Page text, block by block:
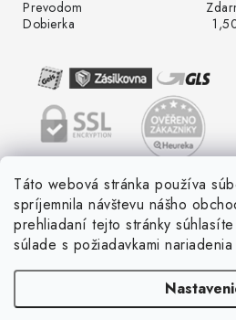
Táto webová stránka používa
spríjemnila návštevu nášho
prehliadaní tejto stránky
súlade s požiadavkami nariadenia
Prevodom
Dobierka